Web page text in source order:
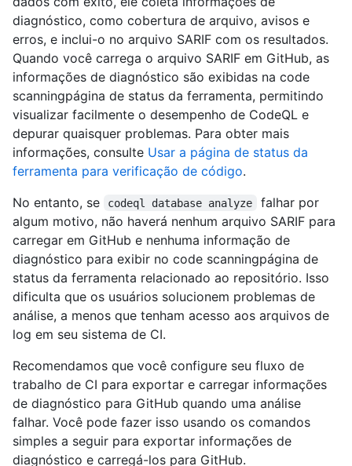
diagnóstico, como cobertura de arquivo, avisos e
erros, e inclui-o no arquivo SARIF com os resultados.
Quando você carrega o arquivo SARIF em GitHub, as
informações de diagnóstico são exibidas na code
scanningpágina de status da ferramenta, permitindo
visualizar facilmente o desempenho de CodeQL e
depurar quaisquer problemas. Para obter mais
informações, consulte Usar a página de status da
ferramenta para verificação de código.
No entanto, se
codeql database analyze
falhar por
algum motivo, não haverá nenhum arquivo SARIF para
carregar em GitHub e nenhuma informação de
diagnóstico para exibir no code scanningpágina de
status da ferramenta relacionado ao repositório. Isso
dificulta que os usuários solucionem problemas de
análise, a menos que tenham acesso aos arquivos de
log em seu sistema de CI.
Recomendamos que você configure seu fluxo de
trabalho de CI para exportar e carregar informações
de diagnóstico para GitHub quando uma análise
falhar. Você pode fazer isso usando os comandos
simples a seguir para exportar informações de
diagnóstico e carregá-los para GitHub.